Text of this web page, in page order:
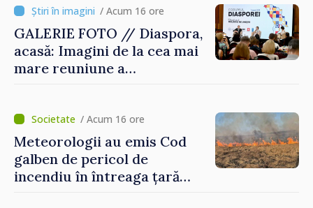
/ Acum 16 ore
GALERIE FOTO // Diaspora,
acasă: Imagini de la cea mai
mare reuniune a
/ Acum 16 ore
Meteorologii au emis Cod
galben de pericol de
incendiu în întreaga țară